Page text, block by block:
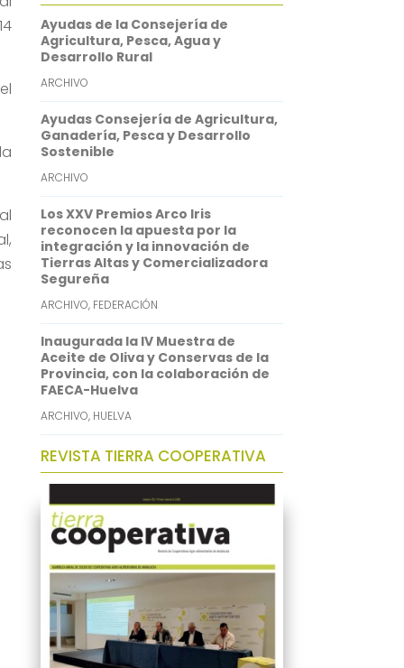
o
o
k
t
e
r
i
l
a
t
s
A
p
p
i
n
k
e
d
I
n
Ayudas de la Consejería de
Agricultura, Pesca, Agua y
Desarrollo Rural
ARCHIVO
Ayudas Consejería de Agricultura,
Ganadería, Pesca y Desarrollo
Sostenible
ARCHIVO
Los XXV Premios Arco Iris
reconocen la apuesta por la
integración y la innovación de
Tierras Altas y Comercializadora
Segureña
ARCHIVO, FEDERACIÓN
Inaugurada la IV Muestra de
Aceite de Oliva y Conservas de la
Provincia, con la colaboración de
FAECA-Huelva
ARCHIVO, HUELVA
REVISTA TIERRA COOPERATIVA